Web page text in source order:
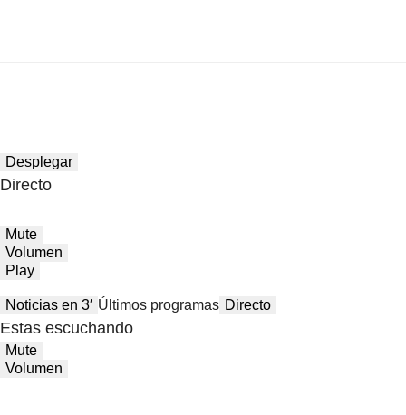
Desplegar
Directo
Mute
Volumen
Play
Noticias en 3′ Últimos programas Directo
Estas escuchando
Mute
Volumen